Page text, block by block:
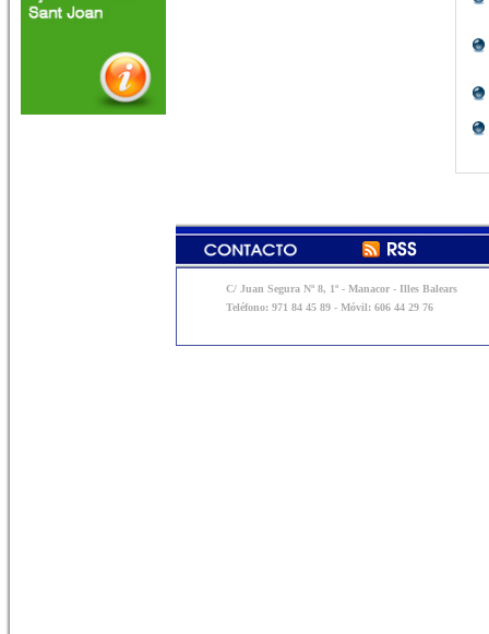
C/ Juan Segura Nº 8, 1º - Manacor - Illes Balears
Teléfono: 971 84 45 89 - Móvil: 606 44 29 76